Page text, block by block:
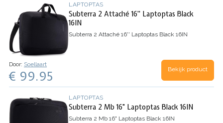
LAPTOPTAS
Subterra 2 Attaché 16'' Laptoptas Black
16IN
Subterra 2 Attaché 16'' Laptoptas Black 16IN
Door: Soellaart
€ 99.95 Bekijk product
LAPTOPTAS
Subterra 2 Mb 16" Laptoptas Black 16IN
Subterra 2 Mb 16" Laptoptas Black 16IN